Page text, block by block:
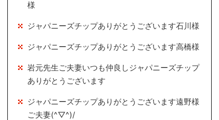
様
ジャパニーズチップありがとうございます石川様
ジャパニーズチップありがとうございます高橋様
岩元先生ご夫妻いつも仲良しジャパニーズチップ
ありがとうございます
ジャパニーズチップありがとうございます遠野様
ご夫妻(^▽^)/